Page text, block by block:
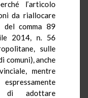
l’articolo
da riallocare
comma 89
2014, n. 56
sulle
comuni), anche
mentre
di adottare